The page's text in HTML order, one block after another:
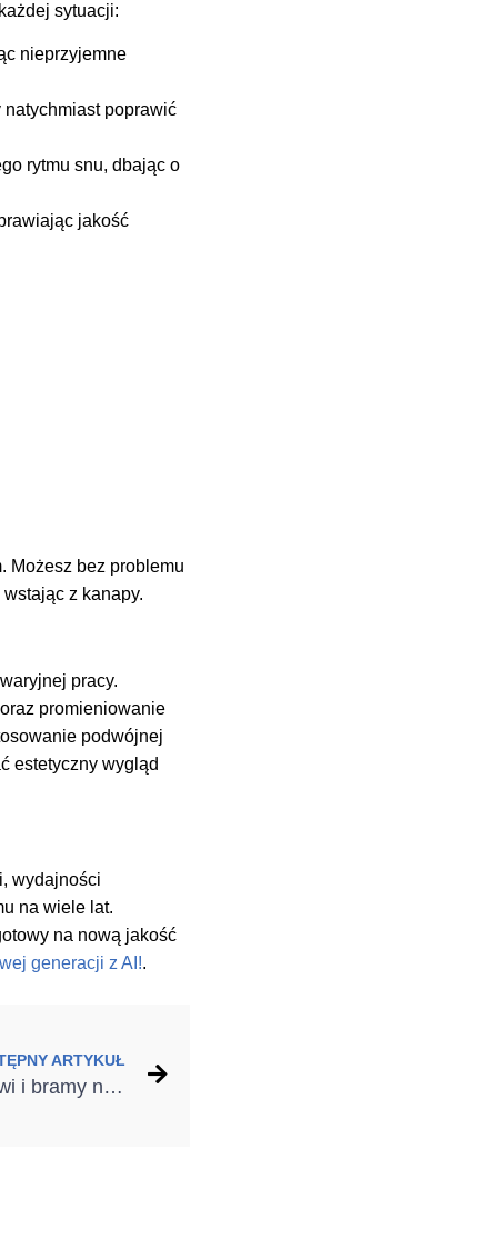
sytuacji:
nieprzyjemne
natychmiast poprawić
rytmu snu, dbając o
jakość
Możesz bez problemu
z kanapy.
pracy.
promieniowanie
podwójnej
estetyczny wygląd
wydajności
na wiele lat.
na nową jakość
generacji z AI!.
ARTYKUŁ
Modne i ciepłe okna, drzwi i bramy na 2025 rok – jakie rozwiązania wybrać do nowego i remontowanego domu?